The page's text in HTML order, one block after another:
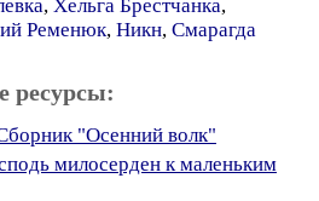
, Хельга Брестчанка,
Ременюк, Никн, Смарагда
ресурсы:
"Осенний волк"
милосерден к маленьким